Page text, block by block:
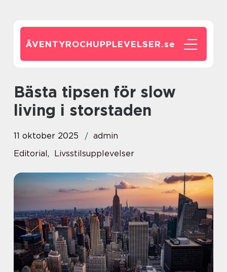
ÄVENTYROCHUPPLEVELSER.se
Bästa tipsen för slow
living i storstaden
11 oktober 2025
admin
Editorial, Livsstilsupplevelser